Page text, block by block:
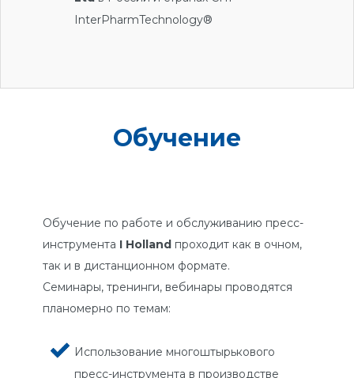
InterPharmTechnology®
Обучение
Обучение по работе и обслуживанию пресс-
инструмента I Holland проходит как в очном,
так и в дистанционном формате.
Семинары, тренинги, вебинары проводятся
планомерно по темам:
Использование многоштырькового
пресс-инструмента в производстве